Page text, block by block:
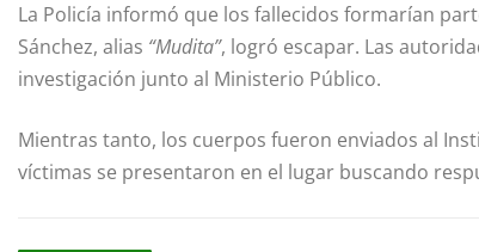
La Policía informó que los fallecidos formarían
Sánchez, alias “Mudita”, logró escapar. Las
investigación junto al Ministerio Público.
Mientras tanto, los cuerpos fueron enviados al
víctimas se presentaron en el lugar buscando